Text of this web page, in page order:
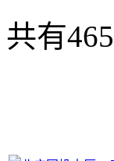
共有465